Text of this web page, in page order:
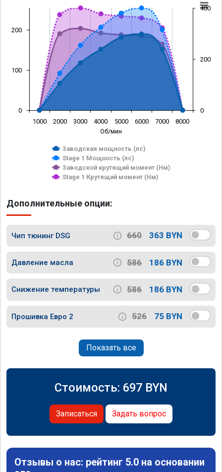
Об/мин
Заводская мощность (лс)
Stage 1 Мощность (лс)
Заводской крутящий момент (Нм)
Stage 1 Крутящий момент (Нм)
1000 2000 3000 4000 5000 6000 7000 8000
0
100
200
0
200
400
Дополнительные опции:
Чип тюнинг DSG 660 363 BYN
Давление масла 586 186 BYN
Снижение температуры 586 186 BYN
Прошивка Евро 2 526 75 BYN
Показать все
Стоимость: 697 BYN
Записаться Задать вопрос
Отзывы о нас: рейтинг 5.0 на основании